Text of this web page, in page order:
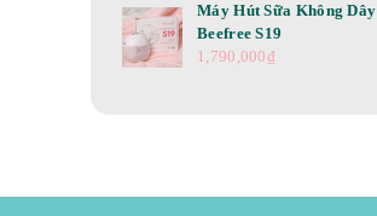
Máy Hút Sữa Không Dây
Beefree S19
1,790,000₫